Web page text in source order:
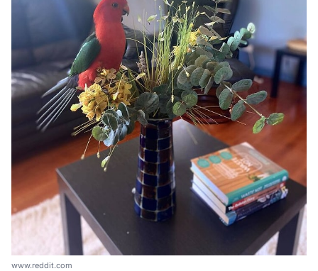
www.reddit.com